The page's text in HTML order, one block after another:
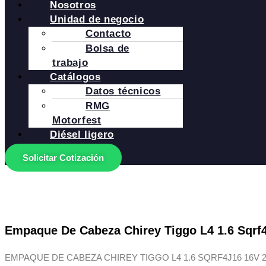
Nosotros
Unidad de negocio
Contacto
Bolsa de
trabajo
Catálogos
Datos técnicos
RMG
Motorfest
Diésel ligero
Solicitar Cotización
Empaque De Cabeza Chirey Tiggo L4 1.6
EMPAQUE DE CABEZA CHIREY TIGGO L4 1.6 SQRF4J16 16V